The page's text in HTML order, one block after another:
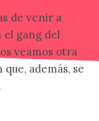
de venir a
el gang del
veamos otra
además, se